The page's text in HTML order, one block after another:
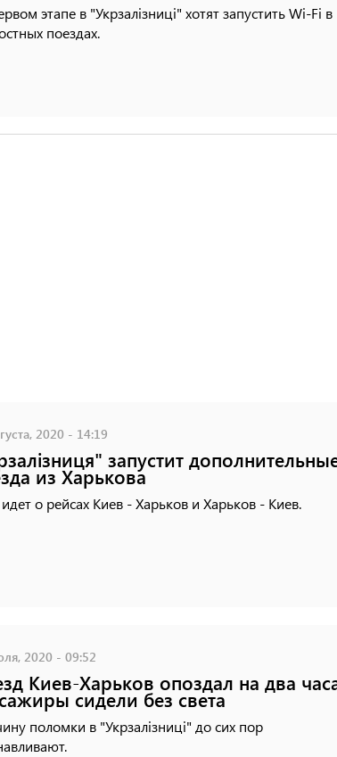
этапе в "Укрзалізниці" хотят запустить Wi-Fi в
поездах.
2020 - 14:19
запустит
из Харькова
о рейсах Киев - Харьков и Харьков - Киев.
2020 - 09:52
Киев-Харьков опоздал на два
сидели без света
поломки в "Укрзалізниці" до сих пор